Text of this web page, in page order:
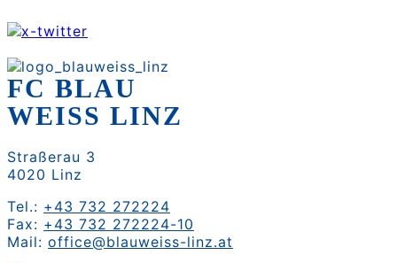
FC BLAU
WEISS LINZ
Straßerau 3
4020 Linz
Tel.: +43 732 272224
Fax: +43 732 272224-10
Mail: office@blauweiss-linz.at